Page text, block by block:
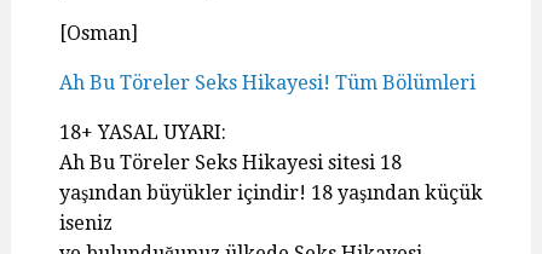
[Osman]
Ah Bu Töreler Seks Hikayesi! Tüm Bölümleri
18+ YASAL UYARI:
Ah Bu Töreler Seks Hikayesi sitesi 18
yaşından büyükler içindir! 18 yaşından küçük
iseniz